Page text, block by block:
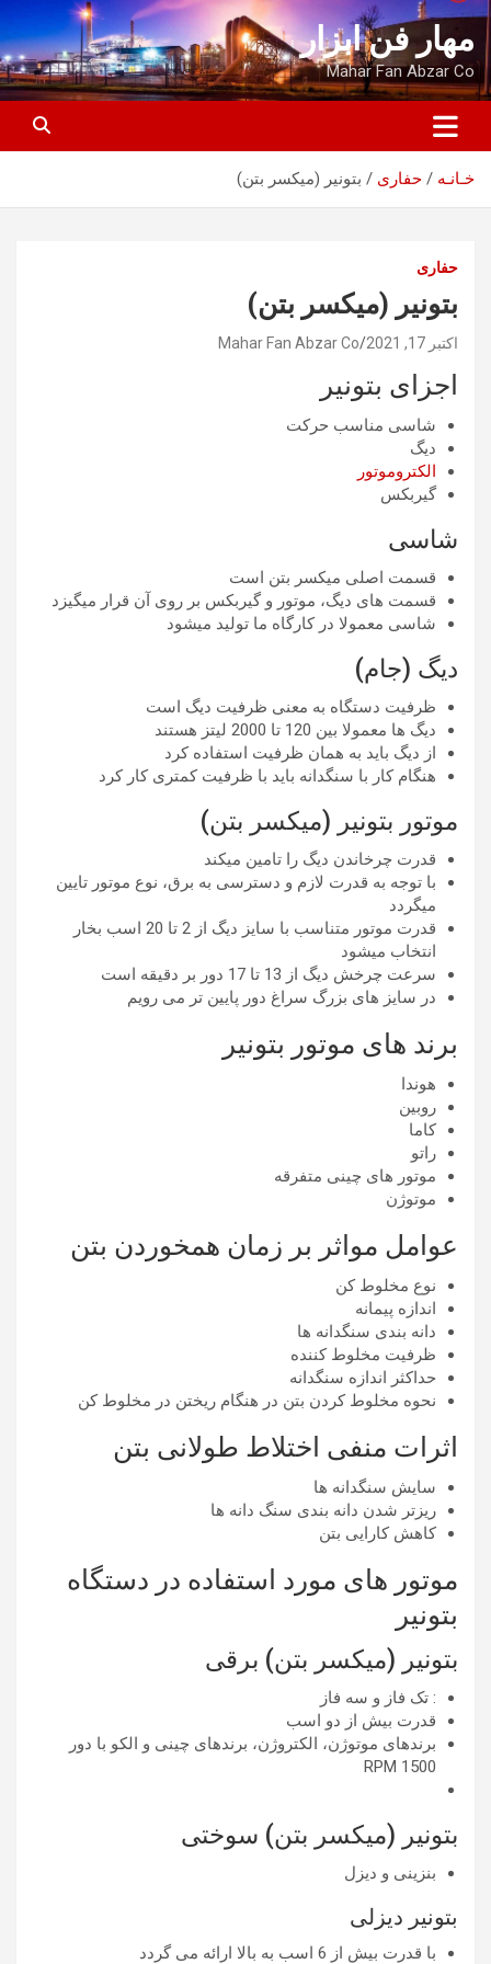
به
محتوا
برویدمهار فن ابزار
Mahar Fan Abzar Co
خـانـه حفاری بتونیر (میکسر بتن)
حفاری
بتونیر (میکسر بتن)
اکتبر 17, 2021 Mahar Fan Abzar Co
اجزای بتونیر
شاسی مناسب حرکت
دیگ
الکتروموتور
گیربکس
شاسی
قسمت اصلی میکسر بتن است
قسمت های دیگ، موتور و گیربکس بر روی آن قرار میگیزد
شاسی معمولا در کارگاه ما تولید میشود
دیگ (جام)
ظرفیت دستگاه به معنی ظرفیت دیگ است
دیگ ها معمولا بین 120 تا 2000 لیتز هستند
از دیگ باید به همان ظرفیت استفاده کرد
هنگام کار با سنگدانه باید با ظرفیت کمتری کار کرد
موتور بتونیر (میکسر بتن)
قدرت چرخاندن دیگ را تامین میکند
با توجه به قدرت لازم و دسترسی به برق، نوع موتور تایین
میگردد
قدرت موتور متناسب با سایز دیگ از 2 تا 20 اسب بخار
انتخاب میشود
سرعت چرخش دیگ از 13 تا 17 دور بر دقیقه است
در سایز های بزرگ سراغ دور پایین تر می رویم
برند های موتور بتونیر
هوندا
روبین
کاما
راتو
موتور های چينی متفرقه
موتوژن
عوامل مواثر بر زمان همخوردن بتن
نوع مخلوط کن
اندازه پیمانه
دانه بندی سنگدانه ها
ظرفیت مخلوط کننده
حداکثر اندازه سنگدانه
نحوه مخلوط کردن بتن در هنگام ریختن در مخلوط کن
اثرات منفی اختلاط طولانی بتن
سایش سنگدانه ها
ریزتر شدن دانه بندی سنگ دانه ها
کاهش کارایی بتن
موتور های مورد استفاده در دستگاه
بتونیر
بتونیر (میکسر بتن) برقی
: تک فاز و سه فاز
قدرت بیش از دو اسب
برندهای موتوژن، الکتروژن، برندهای چینی و الکو با دور
RPM 1500
بتونیر (میکسر بتن) سوختی
بنزینی و دیزل
بتونیر دیزلی
با قدرت بیش از 6 اسب به بالا ارائه می گردد